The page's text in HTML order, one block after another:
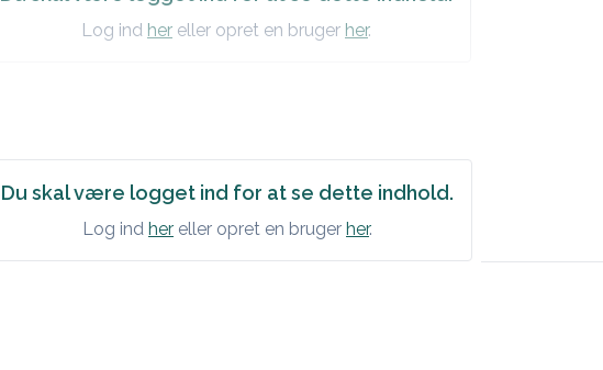
Log ind her eller opret en bruger her.
Du skal være logget ind for at se dette indhold.
Log ind her eller opret en bruger her.